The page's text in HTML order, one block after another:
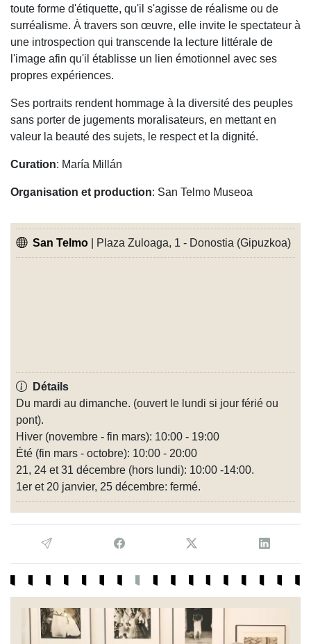
toute forme d'étiquette, qu'il s'agisse de réalisme ou de
surréalisme. À travers son œuvre, elle invite le spectateur à
une introspection qui transcende la lecture littérale de
l'image afin qu'il établisse un lien émotionnel avec ses
propres expériences.
Ses portraits rendent hommage à la diversité des peuples
sans porter de jugements moralisateurs, en mettant en
valeur la beauté des sujets, le respect et la dignité.
Curation: María Millán
Organisation et production: San Telmo Museoa
San Telmo | Plaza Zuloaga, 1 - Donostia (Gipuzkoa)
Détails
Du mardi au dimanche. (ouvert le lundi si jour férié ou
pont).
Hiver (novembre - fin mars): 10:00 - 19:00
Été (fin mars - octobre): 10:00 - 20:00
21, 24 et 31 décembre (hors lundi): 10:00 -14:00.
1er et 20 janvier, 25 décembre: fermé.